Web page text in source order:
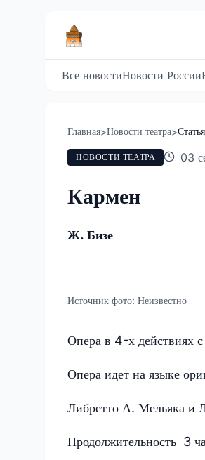
Все новостиНовости России
Главная>Новости театра>Статья
НОВОСТИ ТЕАТРА 03
Кармен
Ж. Бизе
Источник фото: Неизвестно
Опера в 4-х действиях
Опера идет на языке
Либретто А. Мельяка и
Продолжительность 3